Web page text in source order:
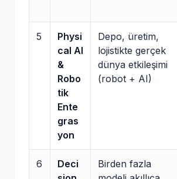
5
Physi
cal AI
&
Robo
tik
Ente
gras
yon
Depo, üretim,
lojistikte gerçek
dünya etkileşimi
(robot + AI)
6
Deci
Birden fazla